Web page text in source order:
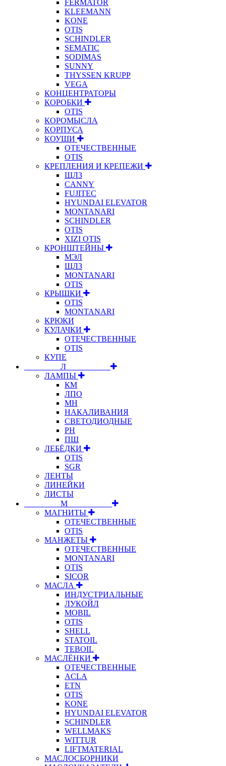
FERMATOR
KLEEMANN
KONE
OTIS
SCHINDLER
SEMATIC
SODIMAS
SUNNY
THYSSEN KRUPP
VEGA
КОНЦЕНТРАТОРЫ
КОРОБКИ
OTIS
КОРОМЫСЛА
КОРПУСА
КОУШИ
ОТЕЧЕСТВЕННЫЕ
OTIS
КРЕПЛЕНИЯ И КРЕПЕЖИ
ЩЛЗ
CANNY
FUJITEC
HYUNDAI ELEVATOR
MONTANARI
SCHINDLER
OTIS
XIZI OTIS
КРОНШТЕЙНЫ
МЭЛ
ЩЛЗ
MONTANARI
OTIS
КРЫШКИ
OTIS
MONTANARI
КРЮКИ
КУЛАЧКИ
ОТЕЧЕСТВЕННЫЕ
OTIS
КУПЕ
⠀⠀⠀⠀⠀⠀Л⠀⠀⠀⠀⠀⠀⠀
ЛАМПЫ
КМ
ЛПО
МН
НАКАЛИВАНИЯ
СВЕТОДИОДНЫЕ
РН
ПШ
ЛЕБЁДКИ
OTIS
SGR
ЛЕНТЫ
ЛИНЕЙКИ
ЛИСТЫ
⠀⠀⠀⠀⠀⠀М⠀⠀⠀⠀⠀⠀⠀
МАГНИТЫ
ОТЕЧЕСТВЕННЫЕ
OTIS
МАНЖЕТЫ
ОТЕЧЕСТВЕННЫЕ
MONTANARI
OTIS
SICOR
МАСЛА
ИНДУСТРИАЛЬНЫЕ
ЛУКОЙЛ
MOBIL
OTIS
SHELL
STATOIL
TEBOIL
МАСЛЁНКИ
ОТЕЧЕСТВЕННЫЕ
ACLA
ETN
OTIS
KONE
HYUNDAI ELEVATOR
SCHINDLER
WELLMAKS
WITTUR
LIFTMATERIAL
МАСЛОСБОРНИКИ